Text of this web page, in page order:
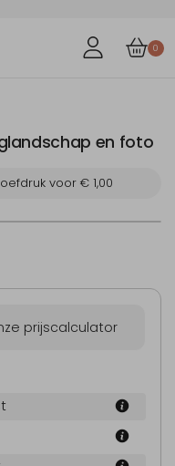
0
en foto
voor € 1,00
prijscalculator